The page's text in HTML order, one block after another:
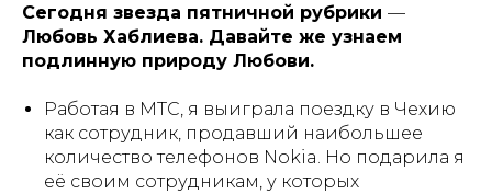
Сегодня звезда пятничной рубрики —
Любовь Хаблиева. Давайте же узнаем
подлинную природу Любови.
Работая в МТС, я выиграла поездку в Чехию
как сотрудник, продавший наибольшее
количество телефонов Nokia. Но подарила я
её своим сотрудникам, у которых